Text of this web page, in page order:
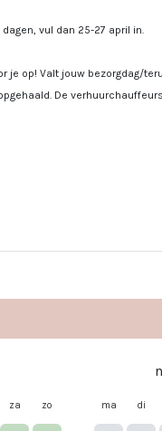
vul dan 25-27 april in.
op! Valt jouw bezorgdag/
De
za zo ma di